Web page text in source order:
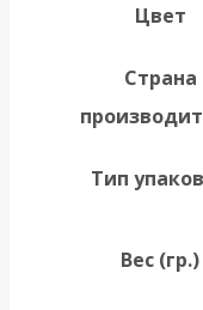
Цвет
Страна
Тип
Вес (гр.)